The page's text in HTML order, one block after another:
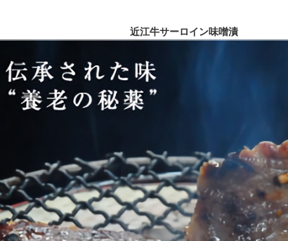
近江牛サーロイン味噌漬